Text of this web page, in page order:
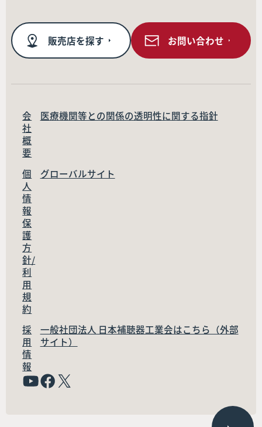
販売店を探す お問い合わせ
会
社
概
要
医療機関等との関係の透明性に関する指針
個
人
情
報
保
護
方
針/
利
用
規
約
グローバルサイト
採
用
情
報
一般社団法人 日本補聴器工業会はこちら（外部
サイト）